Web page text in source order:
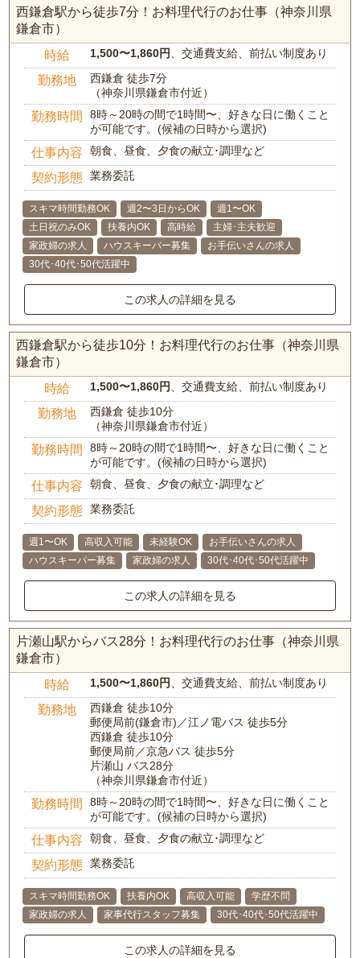
西鎌倉駅から徒歩7分！お料理代行のお仕事（神奈川県
鎌倉市）
時給 1,500〜1,860円、交通費支給、前払い制度あり
勤務地
西鎌倉 徒歩7分
（神奈川県鎌倉市付近）
勤務時間
8時～20時の間で1時間〜、好きな日に働くこと
が可能です。(候補の日時から選択)
仕事内容 朝食、昼食、夕食の献立･調理など
契約形態 業務委託
スキマ時間勤務OK 週2〜3日からOK
週1〜OK
土日祝のみOK
扶養内OK 高時給
主婦･主夫歓迎
家政婦の求人
ハウスキーパー募集
お手伝いさんの求人
30代･40代･50代活躍中
この求人の詳細を見る
西鎌倉駅から徒歩10分！お料理代行のお仕事（神奈川県
鎌倉市）
時給 1,500〜1,860円、交通費支給、前払い制度あり
勤務地
西鎌倉 徒歩10分
（神奈川県鎌倉市付近）
勤務時間
8時～20時の間で1時間〜、好きな日に働くこと
が可能です。(候補の日時から選択)
仕事内容 朝食、昼食、夕食の献立･調理など
契約形態 業務委託
週1〜OK 高収入可能 未経験OK
お手伝いさんの求人
ハウスキーパー募集
家政婦の求人 30代･40代･50代活躍中
この求人の詳細を見る
片瀬山駅からバス28分！お料理代行のお仕事（神奈川県
鎌倉市）
時給 1,500〜1,860円、交通費支給、前払い制度あり
勤務地
西鎌倉 徒歩10分
郵便局前(鎌倉市)／江ノ電バス 徒歩5分
西鎌倉 徒歩10分
郵便局前／京急バス 徒歩5分
片瀬山 バス28分
（神奈川県鎌倉市付近）
勤務時間
8時～20時の間で1時間〜、好きな日に働くこと
が可能です。(候補の日時から選択)
仕事内容 朝食、昼食、夕食の献立･調理など
契約形態 業務委託
スキマ時間勤務OK 扶養内OK 高収入可能
学歴不問
家政婦の求人
家事代行スタッフ募集 30代･40代･50代活躍中
この求人の詳細を見る